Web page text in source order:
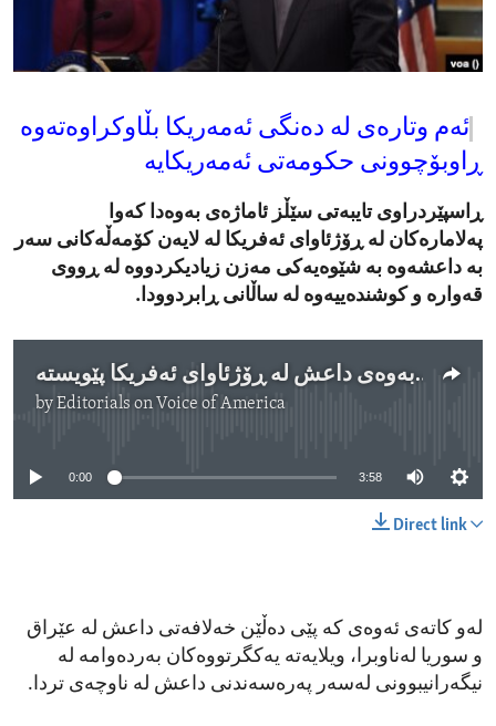
ENVIRONMENT AND HEALTH
IDEALS AND INSTITUTIONS
ئەم وتارەی لە دەنگی ئەمەریکا بڵاوکراوەتەوە
ڕاوبۆچوونی حکومەتی ئەمەریکایە
ڕاسپێردراوی تایبەتی سێڵز ئاماژەی بەوەدا کەوا
پەلامارەکان لە ڕۆژئاوای ئەفریکا لە لایەن کۆمەڵەکانی سەر
بە داعشەوە بە شێوەیەکی مەزن زیادیکردووە لە ڕووی
قەوارە و کوشندەییەوە لە ساڵانی ڕابردوودا.
بەرەنگاربووبەوەی داعش لە ڕۆژئاوای ئەفریکا پێویستە
byEditorials on Voice of America
0:00 3:58
Direct link
لەو کاتەی ئەوەی کە پێی دەڵێن خەلافەتی داعش لە عێراق
و سوریا لەناوبرا، ویلایەتە یەکگرتووەکان بەردەوامە لە
نیگەرانیبوونی لەسەر پەرەسەندنی داعش لە ناوچەی تردا.